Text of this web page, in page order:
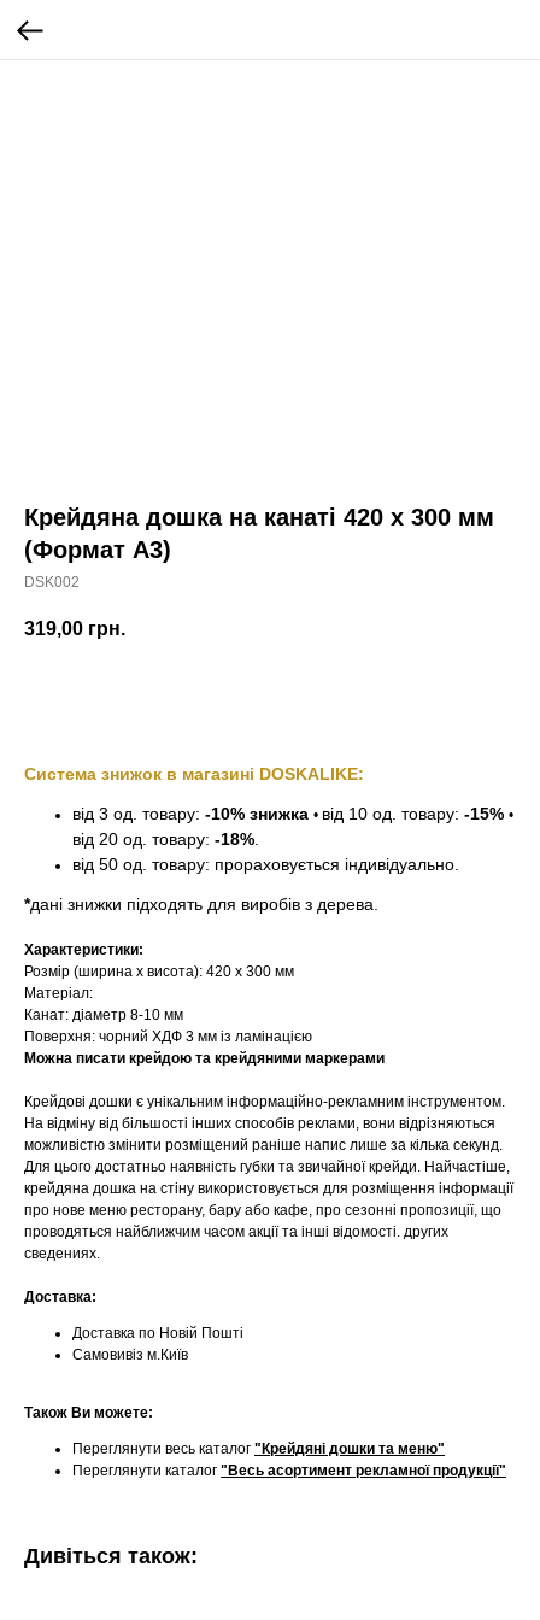
Крейдяна дошка на канаті 420 х 300 мм
(Формат А3)
DSK002
319,00 грн.
Система знижок в магазині DOSKALIKE:
від 3 од. товару: -10% знижка • від 10 од. товару: -15% •
від 20 од. товару: -18%.
від 50 од. товару: прораховується індивідуально.
*дані знижки підходять для виробів з дерева.
Характеристики:
Розмір (ширина х висота): 420 х 300 мм
Матеріал:
Канат: діаметр 8-10 мм
Поверхня: чорний ХДФ 3 мм із ламінацією
Можна писати крейдою та крейдяними маркерами
Крейдові дошки є унікальним інформаційно-рекламним інструментом.
На відміну від більшості інших способів реклами, вони відрізняються
можливістю змінити розміщений раніше напис лише за кілька секунд.
Для цього достатньо наявність губки та звичайної крейди. Найчастіше,
крейдяна дошка на стіну використовується для розміщення інформації
про нове меню ресторану, бару або кафе, про сезонні пропозиції, що
проводяться найближчим часом акції та інші відомості. других
сведениях.
Доставка:
Доставка по Новій Пошті
Самовивіз м.Київ
Також Ви можете:
Переглянути весь каталог "Крейдяні дошки та меню"
Переглянути каталог "Весь асортимент рекламної продукції"
Дивіться також: